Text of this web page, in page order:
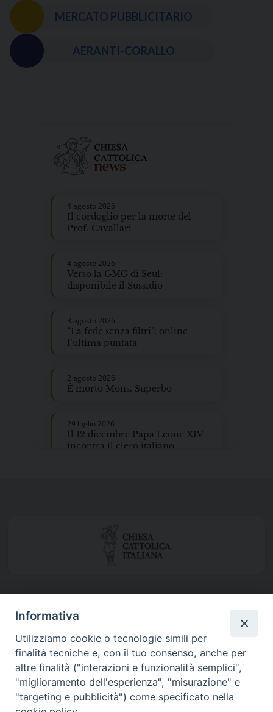
MERCATO PUBBLICITARIO
AERANTI-CORALLO
Informativa
Utilizziamo cookie o tecnologie simili per
finalità tecniche e, con il tuo consenso, anche per
altre finalità ("interazioni e funzionalità semplici",
"miglioramento dell'esperienza", "misurazione" e
"targeting e pubblicità") come specificato nella